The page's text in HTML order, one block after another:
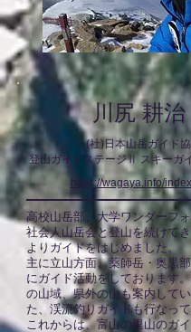
川尻 耕治
(社)日本山岳ガイド
登山ガイドステージⅡ スキーガ
https://wagaya.info/
高校山岳部、大学ワンダーフォ
社会人山岳会と登山を続けて
よりガイドをはじめました。
主に立山方面、薬師岳・奥黒
にガイド活動をしております
の山域、県外の山も案内してい
た、渓流釣りガイドも行なっ
これからは、富山の里山のガ